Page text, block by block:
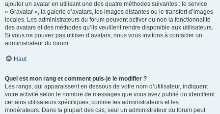
ajouter un avatar en utilisant une des quatre méthodes suivantes : le service
« Gravatar », la galerie d’avatars, les images distantes ou le transfert d’images
locales. Les administrateurs du forum peuvent activer ou non la fonctionnalité
des avatars et des méthodes qu’ils veuillent rendre disponible aux utilisateurs.
Si vous ne pouvez pas utiliser d’avatars, nous vous invitons à contacter un
administrateur du forum.
Haut
Quel est mon rang et comment puis-je le modifier ?
Les rangs, qui apparaissent en dessous de votre nom d’utilisateur, indiquent
votre activité selon le nombre de messages que vous avez publié ou identifient
certains utilisateurs spécifiques, comme les administrateurs et les
modérateurs. Dans la plupart des cas, seul un administrateur du forum peut